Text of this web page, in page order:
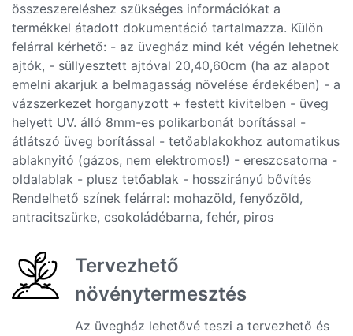
összeszereléshez szükséges információkat a
termékkel átadott dokumentáció tartalmazza. Külön
felárral kérhető: - az üvegház mind két végén lehetnek
ajtók, - süllyesztett ajtóval 20,40,60cm (ha az alapot
emelni akarjuk a belmagasság növelése érdekében) - a
vázszerkezet horganyzott + festett kivitelben - üveg
helyett UV. álló 8mm-es polikarbonát borítással -
átlátszó üveg borítással - tetőablakokhoz automatikus
ablaknyitó (gázos, nem elektromos!) - ereszcsatorna -
oldalablak - plusz tetőablak - hosszirányú bővítés
Rendelhető színek felárral: mohazöld, fenyőzöld,
antracitszürke, csokoládébarna, fehér, piros
Tervezhető
növénytermesztés
Az üvegház lehetővé teszi a tervezhető és